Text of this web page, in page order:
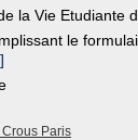
la Vie Etudiante
le
Paris